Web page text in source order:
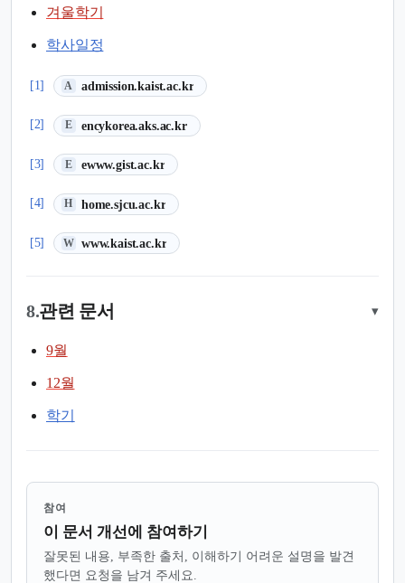
겨울학기
학사일정
[1] A admission.kaist.ac.kr
(새 탭에서 열림)
[2] E encykorea.aks.ac.kr
(새 탭에서 열림)
[3] E ewww.gist.ac.kr
(새 탭에서 열림)
[4] H home.sjcu.ac.kr
(새 탭에서 열림)
[5] W www.kaist.ac.kr
(새 탭에서 열림)
8.관련 문서 ▾
9월
12월
학기
참여
이 문서 개선에 참여하기
잘못된 내용, 부족한 출처, 이해하기 어려운 설명을 발견
했다면 요청을 남겨 주세요.